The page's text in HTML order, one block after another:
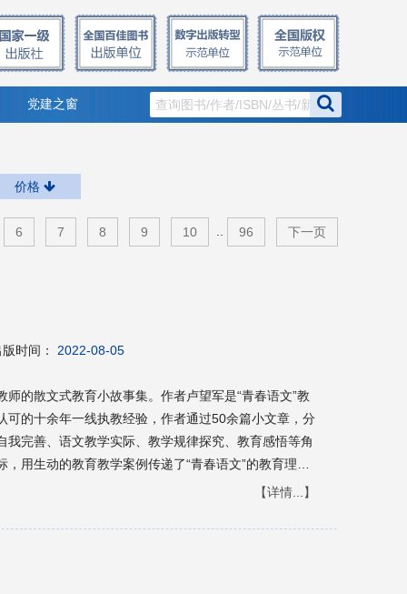
党建之窗
价格
6 7 8 9 10 96 下一页
版时间： 2022-08-05
的散文式教育小故事集。作者卢望军是“青春语文”教
可的十余年一线执教经验，作者通过50余篇小文章，分
完善、语文教学实际、教学规律探究、教育感悟等角
用生动的教育教学案例传递了“青春语文”的教育理
生对真善美的向往和创新创造的激情，展现了当代青年
【详情...】